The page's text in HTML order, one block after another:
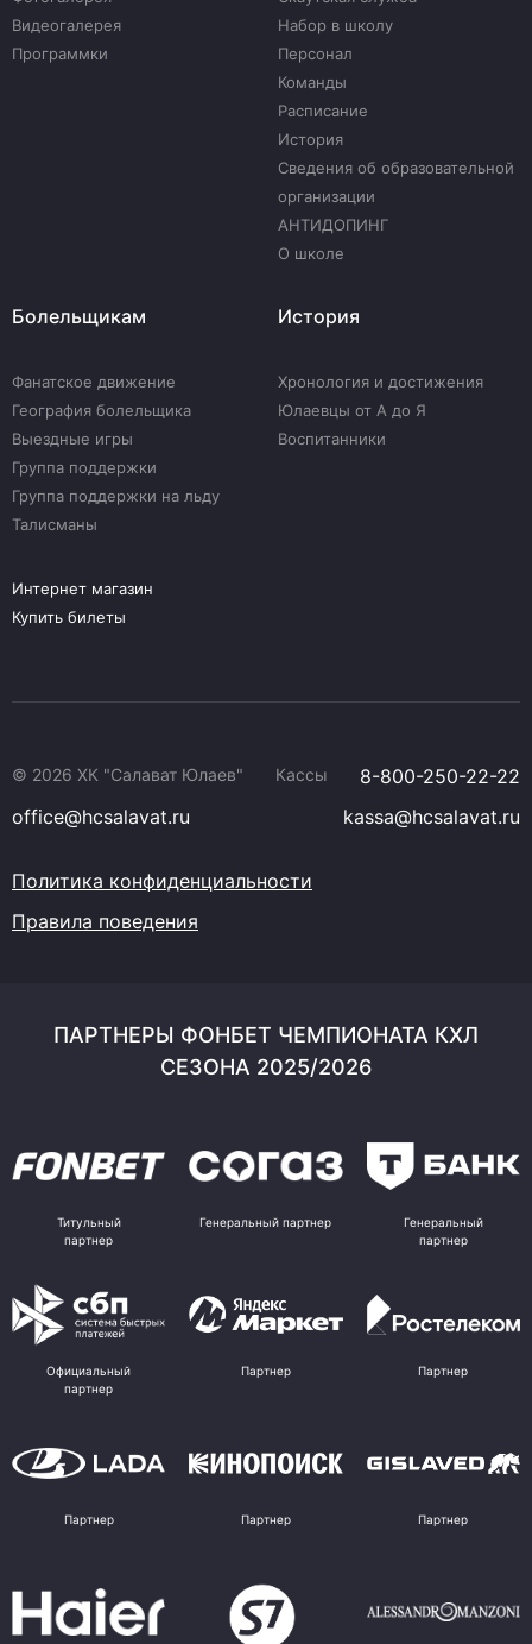
Видеогалерея
Программки
Набор в школу
Персонал
Команды
Расписание
История
Сведения об образовательной
организации
АНТИДОПИНГ
О школе
Болельщикам
Фанатское движение
География болельщика
Выездные игры
Группа поддержки
Группа поддержки на льду
Талисманы
История
Хронология и достижения
Юлаевцы от А до Я
Воспитанники
Интернет магазин
Купить билеты
© 2026 ХК "Салават Юлаев" Кассы
8-800-250-22-22
office@hcsalavat.ru
kassa@hcsalavat.ru
Политика конфиденциальности
Правила поведения
ПАРТНЕРЫ ФОНБЕТ ЧЕМПИОНАТА КХЛ
СЕЗОНА 2025/2026
Титульный
партнер
Генеральный партнер
Генеральный
партнер
Официальный
партнер
Партнер Партнер
Партнер Партнер Партнер